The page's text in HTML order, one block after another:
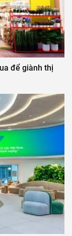
để giành thị